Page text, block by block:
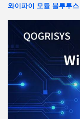
와이파이 모듈 블루투